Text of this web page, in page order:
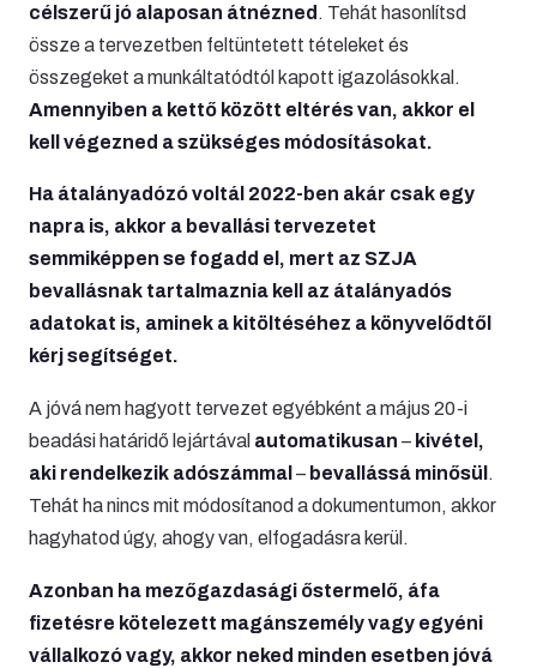
célszerű jó alaposan átnézned . Tehát hasonlítsd
össze a tervezetben feltüntetett tételeket és
összegeket a munkáltatódtól kapott igazolásokkal.
Amennyiben a kettő között eltérés van, akkor el
kell végezned a szükséges módosításokat.
Ha átalányadózó voltál 2022-ben akár csak egy
napra is, akkor a bevallási tervezetet
semmiképpen se fogadd el, mert az SZJA
bevallásnak tartalmaznia kell az átalányadós
adatokat is, aminek a kitöltéséhez a könyvelődtől
kérj segítséget.
A jóvá nem hagyott tervezet egyébként a május 20-i
beadási határidő lejártával automatikusan – kivétel,
aki rendelkezik adószámmal – bevallássá minősül .
Tehát ha nincs mit módosítanod a dokumentumon, akkor
hagyhatod úgy, ahogy van, elfogadásra kerül.
Azonban ha mezőgazdasági őstermelő, áfa
fizetésre kötelezett magánszemély vagy egyéni
vállalkozó vagy, akkor neked minden esetben jóvá